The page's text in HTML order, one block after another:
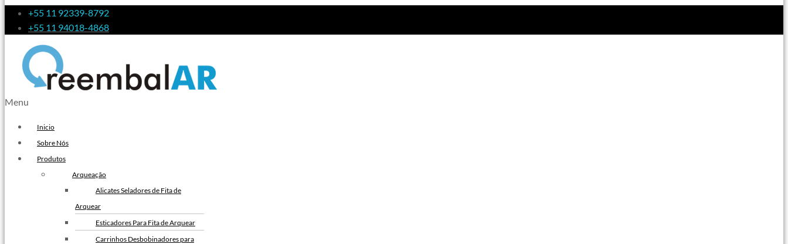
Fita Adesiva
Fita Adesiva Personalizada em
48×100
Fita Adesiva Transparente
+55 11 92339-8792
+55 11 94018-4868
Menu
Inicio
Sobre Nós
Produtos
Arqueação
Alicates Seladores de Fita de
Arquear
Esticadores Para Fita de Arquear
Carrinhos Desbobinadores para